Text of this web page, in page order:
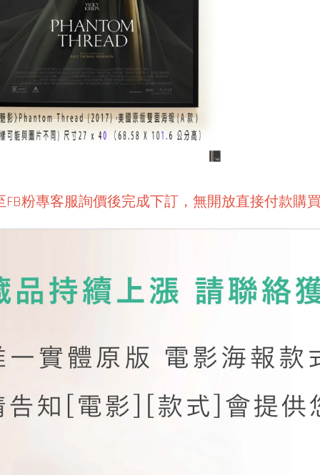
粉專客服詢價後完成下訂，無開放直接付款購